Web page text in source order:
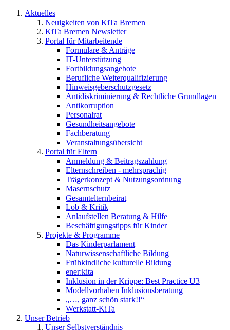
Aktuelles
Neuigkeiten von KiTa Bremen
KiTa Bremen Newsletter
Portal für Mitarbeitende
Formulare & Anträge
IT-Unterstützung
Fortbildungsangebote
Berufliche Weiterqualifizierung
Hinweisgeberschutzgesetz
Antidiskriminierung & Rechtliche Grundlagen
Antikorruption
Personalrat
Gesundheitsangebote
Fachberatung
Veranstaltungsübersicht
Portal für Eltern
Anmeldung & Beitragszahlung
Elternschreiben - mehrsprachig
Trägerkonzept & Nutzungsordnung
Masernschutz
Gesamtelternbeirat
Lob & Kritik
Anlaufstellen Beratung & Hilfe
Beschäftigungstipps für Kinder
Projekte & Programme
Das Kinderparlament
Naturwissenschaftliche Bildung
Frühkindliche kulturelle Bildung
ener:kita
Inklusion in der Krippe: Best Practice U3
Modellvorhaben Inklusionsberatung
„…, ganz schön stark!!“
Werkstatt-KiTa
Unser Betrieb
Unser Selbstverständnis